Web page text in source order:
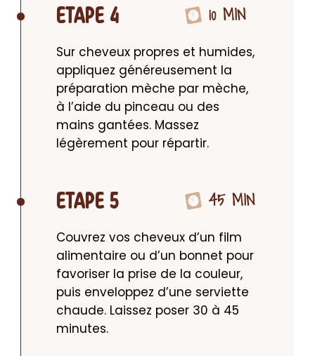
ETAPE 4 10 MIN
Sur cheveux propres et humides,
appliquez généreusement la
préparation mèche par mèche,
à l’aide du pinceau ou des
mains gantées. Massez
légèrement pour répartir.
ETAPE 5 45 MIN
Couvrez vos cheveux d’un film
alimentaire ou d’un bonnet pour
favoriser la prise de la couleur,
puis enveloppez d’une serviette
chaude. Laissez poser 30 à 45
minutes.